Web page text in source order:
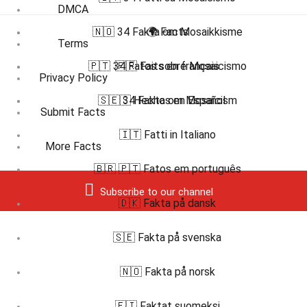
DMCA
Terms
Privacy Policy
Submit Facts
More Facts
Subscribe to our channel
🇳🇴 34 Fakta om Mosaikkisme
🇵🇹 34 Fatos sobre Mosaicismo
🇸🇪 34 Fakta om Mosaicism
🌍 Facts
🇫🇷 Faits en français
🇪🇸 Hechos en Español
🇮🇹 Fatti in Italiano
🇧🇷 🇵🇹 Fatos em português
🇩🇰 Fakta på dansk
🇸🇪 Fakta på svenska
🇳🇴 Fakta på norsk